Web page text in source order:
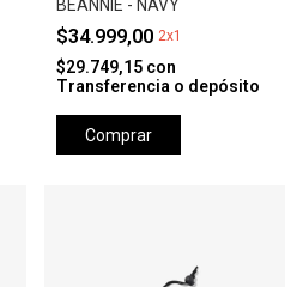
BEANNIE - NAVY
$34.999,00 2x1
$29.749,15 con
Transferencia o depósito
Comprar